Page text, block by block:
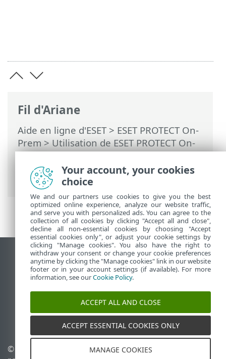
Fil d'Ariane
Aide en ligne d'ESET> ESET PROTECT On-
Prem>Utilisation de ESET PROTECT On-
Prem>ESET PROTECT On-Prem Menu
principal
>Politiques> Assistant
Politiques
Afficher le site pour ordinateur de bureau
End of Life
Base de connaissances ESET
Forum ESET
ESET Status Portal
Assistance régionale
© 1992 - 2026 ESET, spol. s
Gérer les témoins
Your account, your cookies
choice
We and our partners use cookies to give you the best
optimized online experience, analyze our website traffic,
and serve you with personalized ads. You can agree to the
collection of all cookies by clicking "Accept all and close",
decline all non-essential cookies by choosing "Accept
essential cookies only", or adjust your cookie settings by
clicking "Manage cookies". You also have the right to
withdraw your consent or change your cookie preferences
anytime by clicking the "Manage cookies" link in our website
footer or in your account settings (if available). For more
information, see ourCookie Policy.
ACCEPT ALL AND CLOSE
ACCEPT ESSENTIAL COOKIES ONLY
MANAGE COOKIES